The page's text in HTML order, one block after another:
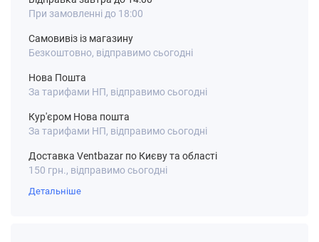
При замовленні до 18:00
Самовивіз із магазину
Безкоштовно, відправимо сьогодні
Нова Пошта
За тарифами НП, відправимо сьогодні
Кур'єром Нова пошта
За тарифами НП, відправимо сьогодні
Доставка Ventbazar по Києву та області
150 грн., відправимо сьогодні
Детальніше